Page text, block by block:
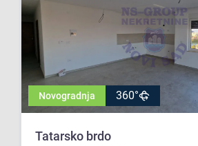
Novogradnja 360°
Tatarsko brdo